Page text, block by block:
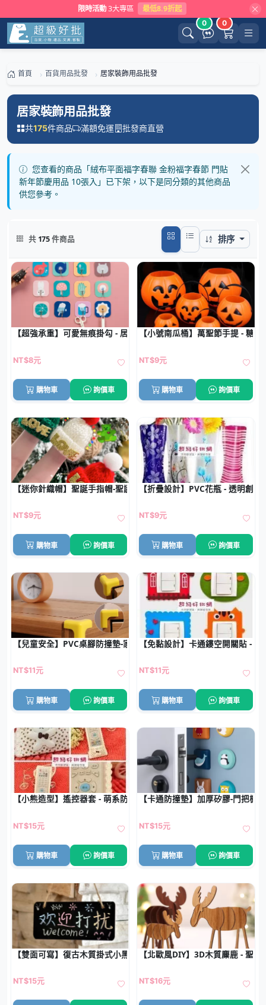
限時活動 3大專區 最低8.9折起
0 0
首頁 百貨用品批發 居家裝飾用品批發
居家裝飾用品批發
共175件商品 滿額免運 批發商直營
您查看的商品「絨布平面福字春聯 金粉福字春節 門貼
新年節慶用品 10張入」已下架，以下是同分類的其他商品
供您參考。
共 175件商品 排序
【超強承重】可愛無痕掛勾 - 居家廚衛必備
NT$8元
購物車 詢價車
【小號南瓜桶】萬聖節手提 - 糖果
NT$9元
購物車 詢價車
【迷你針織帽】聖誕手指帽-聖誕樹酒瓶毛線帽
NT$9元
購物車 詢價車
【折疊設計】PVC花瓶 - 透明創意
NT$9元
購物車 詢價車
【兒童安全】PVC桌腳防撞墊-家具防護套
NT$11元
購物車 詢價車
【免黏設計】卡通鏤空開關貼 -
NT$11元
購物車 詢價車
【小熊造型】遙控器套 - 萌系防塵保護套
NT$15元
購物車 詢價車
【卡通防撞墊】加厚矽膠-門把櫥
NT$15元
購物車 詢價車
【雙面可寫】復古木質掛式小黑板 - 創意店鋪門牌留言板
NT$15元
【北歐風DIY】3D木質麋鹿 - 聖誕
NT$16元